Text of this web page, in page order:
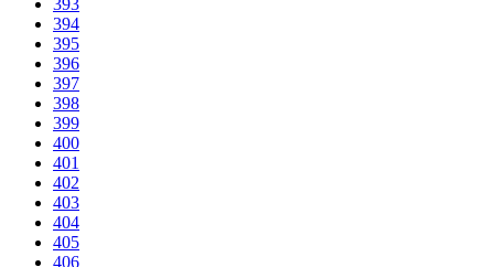
394
395
396
397
398
399
400
401
402
403
404
405
406